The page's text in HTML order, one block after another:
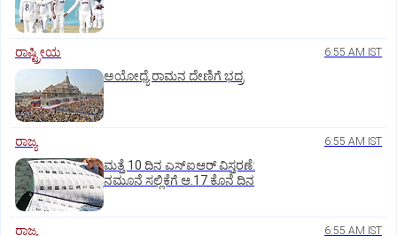
ರಾಷ್ಟ್ರೀಯ 6:55 AM IST
ಅಯೋಧ್ಯೆ ರಾಮನ ದೇಣಿಗೆ ಭದ್ರ
ರಾಜ್ಯ 6:55 AM IST
ಮತ್ತೆ 10 ದಿನ ಎಸ್‌ಐಆರ್‌ ವಿಸ್ತರಣೆ:
ನಮೂನೆ ಸಲ್ಲಿಕೆಗೆ ಆ.17 ಕೊನೆ ದಿನ
ರಾಜ್ಯ 6:55 AM IST